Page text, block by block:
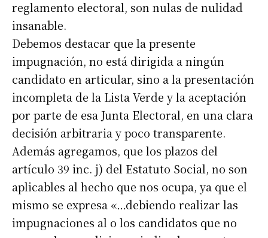
Suscribirme gratis
Dirección de correo electrónico *
Nombre
Apellidos
Número de teléfono
reglamento electoral, son nulas de nulidad
insanable.
Debemos destacar que la presente
impugnación, no está dirigida a ningún
candidato en articular, sino a la presentación
incompleta de la Lista Verde y la aceptación
por parte de esa Junta Electoral, en una clara
decisión arbitraria y poco transparente.
Además agregamos, que los plazos del
artículo 39 inc. j) del Estatuto Social, no son
aplicables al hecho que nos ocupa, ya que el
mismo se expresa «…debiendo realizar las
impugnaciones al o los candidatos que no